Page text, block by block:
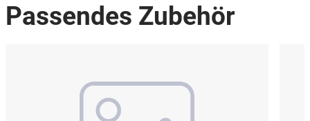
Passendes Zubehör